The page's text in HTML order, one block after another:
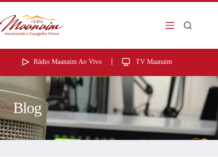
Rádio Maanaim Ao Vivo TV Maanaim
Blog